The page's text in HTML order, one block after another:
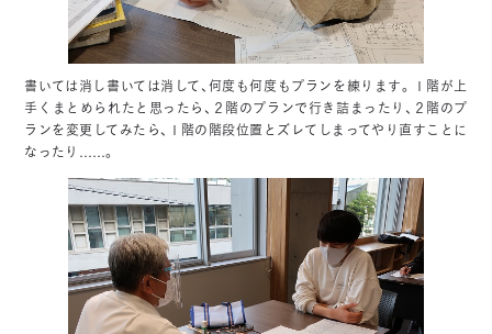
書いては消し書いては消して、何度も何度もプランを練ります。１階が上
手くまとめられたと思ったら、２階のプランで行き詰まったり、２階のプ
ランを変更してみたら、１階の階段位置とズレてしまってやり直すことに
なったり……。